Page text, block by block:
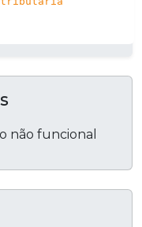
não funcional